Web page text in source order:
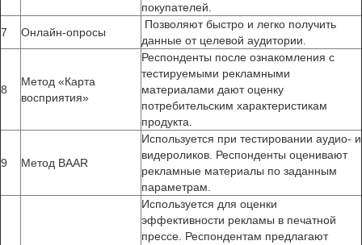
покупателей.
7
Онлайн-опросы
Позволяют быстро и легко получить
данные от целевой аудитории.
8
Метод «Карта
восприятия»
Респонденты после ознакомления с
тестируемыми рекламными
материалами дают оценку
потребительским характеристикам
продукта.
9 Метод BAAR
Используется при тестировании аудио- и
видероликов. Респонденты оценивают
рекламные материалы по заданным
параметрам.
Используется для оценки
эффективности рекламы в печатной
прессе. Респондентам предлагают